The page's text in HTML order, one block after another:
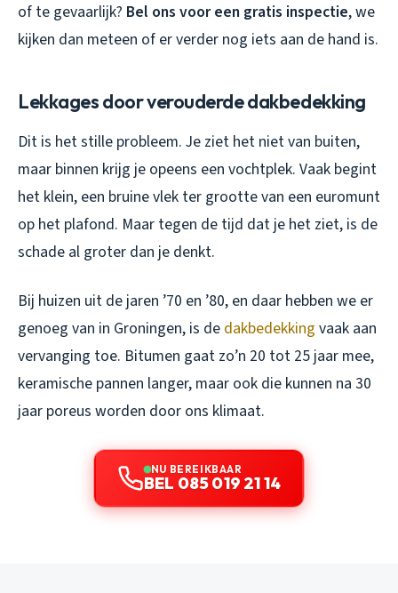
of te gevaarlijk? Bel ons voor een gratis inspectie, we
kijken dan meteen of er verder nog iets aan de hand is.
Lekkages door verouderde dakbedekking
Dit is het stille probleem. Je ziet het niet van buiten,
maar binnen krijg je opeens een vochtplek. Vaak begint
het klein, een bruine vlek ter grootte van een euromunt
op het plafond. Maar tegen de tijd dat je het ziet, is de
schade al groter dan je denkt.
Bij huizen uit de jaren ’70 en ’80, en daar hebben we er
genoeg van in Groningen, is de dakbedekking vaak aan
vervanging toe. Bitumen gaat zo’n 20 tot 25 jaar mee,
keramische pannen langer, maar ook die kunnen na 30
jaar poreus worden door ons klimaat.
NU BEREIKBAAR
BEL 085 019 21 14